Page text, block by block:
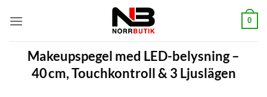
0
Makeupspegel med LED-belysning –
40 cm, Touchkontroll & 3 Ljuslägen